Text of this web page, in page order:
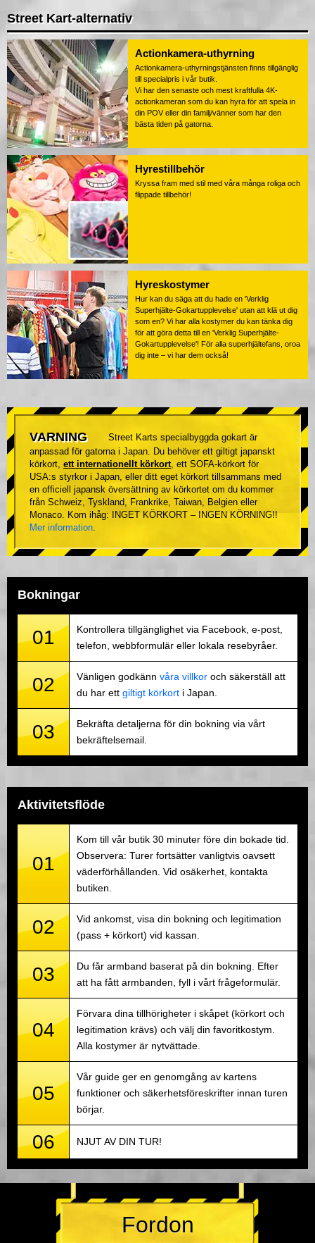
Street Kart-alternativ
Actionkamera-uthyrning
Actionkamera-uthyrningstjänsten finns tillgänglig
till specialpris i vår butik.
Vi har den senaste och mest kraftfulla 4K-
actionkameran som du kan hyra för att spela in
din POV eller din familj/vänner som har den
bästa tiden på gatorna.
Hyrestillbehör
Kryssa fram med stil med våra många roliga och
flippade tillbehör!
Hyreskostymer
Hur kan du säga att du hade en 'Verklig
Superhjälte-Gokartupplevelse' utan att klä ut dig
som en? Vi har alla kostymer du kan tänka dig
för att göra detta till en 'Verklig Superhjälte-
Gokartupplevelse'! För alla superhjältefans, oroa
dig inte – vi har dem också!
VARNING
Street Karts specialbyggda gokart är
anpassad för gatorna i Japan. Du behöver ett giltigt japanskt
körkort, ett internationellt körkort, ett SOFA-körkort för
USA:s styrkor i Japan, eller ditt eget körkort tillsammans med
en officiell japansk översättning av körkortet om du kommer
från Schweiz, Tyskland, Frankrike, Taiwan, Belgien eller
Monaco. Kom ihåg: INGET KÖRKORT – INGEN KÖRNING!!
Mer information.
Bokningar
01
Kontrollera tillgänglighet via Facebook, e-post,
telefon, webbformulär eller lokala resebyråer.
02 Vänligen godkänn våra villkor och säkerställ att
du har ett giltigt körkort i Japan.
03
Bekräfta detaljerna för din bokning via vårt
bekräftelsemail.
Aktivitetsflöde
01
Kom till vår butik 30 minuter före din bokade tid.
Observera: Turer fortsätter vanligtvis oavsett
väderförhållanden. Vid osäkerhet, kontakta
butiken.
02
Vid ankomst, visa din bokning och legitimation
(pass + körkort) vid kassan.
03
Du får armband baserat på din bokning. Efter
att ha fått armbanden, fyll i vårt frågeformulär.
04
Förvara dina tillhörigheter i skåpet (körkort och
legitimation krävs) och välj din favoritkostym.
Alla kostymer är nytvättade.
05
Vår guide ger en genomgång av kartens
funktioner och säkerhetsföreskrifter innan turen
börjar.
06 NJUT AV DIN TUR!
Fordon